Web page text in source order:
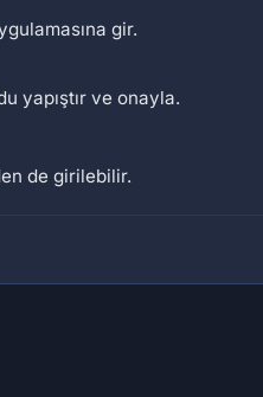
gir.
yapıştır ve onayla.
de girilebilir.